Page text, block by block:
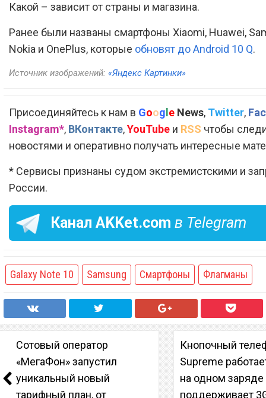
Какой – зависит от страны и магазина.
Ранее были названы смартфоны Xiaomi, Huawei,
Nokia и OnePlus, которые обновят до Android 10 Q.
Источник изображений: «Яндекс Картинки»
Присоединяйтесь к нам в Google News, Twitter,
Instagram*, ВКонтакте,YouTube и RSS чтобы
новостями и оперативно получать интересные
* Сервисы признаны судом экстремистскими и
России.
Канал AKKet.com в Telegram
Galaxy Note 10 Samsung Смартфоны Флагманы
Сотовый оператор
«МегаФон» запустил
уникальный новый
тарифный план, от
Кнопочный
Supreme
на одном заряде
поддерживает